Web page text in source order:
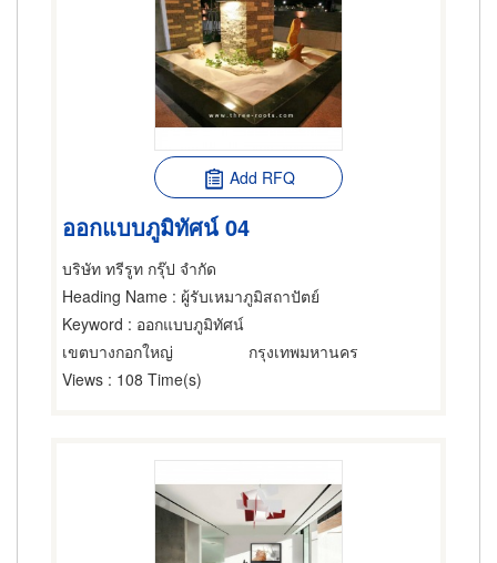
Add RFQ
ออกแบบภูมิทัศน์ 04
บริษัท ทรีรูท กรุ๊ป จำกัด
Heading Name : ผู้รับเหมาภูมิสถาปัตย์
Keyword : ออกแบบภูมิทัศน์
เขตบางกอกใหญ่
กรุงเทพมหานคร
Views : 108 Time(s)